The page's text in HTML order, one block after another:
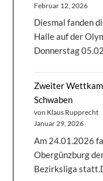
Februar 12, 2026
Diesmal fanden
Halle auf der
Donnerstag
Zweiter
Schwaben
von Klaus Rupprecht
Januar 29, 2026
Am 24.01.2026
Obergünzburg
Bezirksliga